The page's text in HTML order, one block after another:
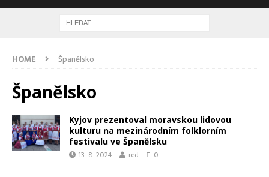
HOME Španělsko
Španělsko
Kyjov prezentoval moravskou lidovou
kulturu na mezinárodním folklorním
festivalu ve Španělsku
13. 8. 2024 red 0